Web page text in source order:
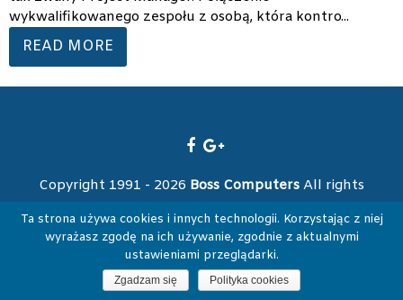
wykwalifikowanego zespołu z osobą, która kontro...
READ MORE
Copyright 1991 - 2026 Boss Computers All rights
reserved.
Ta strona używa cookies i innych technologii. Korzystając z niej
wyrażasz zgodę na ich używanie, zgodnie z aktualnymi
ustawieniami przeglądarki.
Zgadzam się Polityka cookies